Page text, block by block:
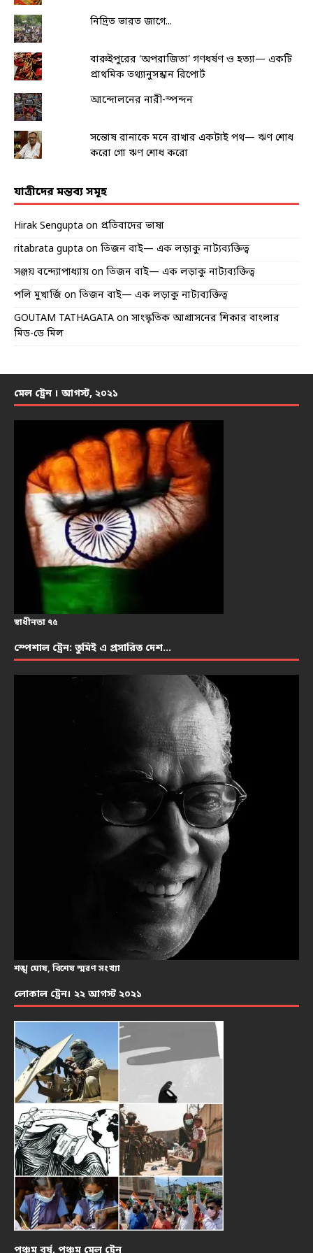
নিদ্রিত ভারত জাগে...
বারুইপুরের ‘অপরাজিতা’ গণধর্ষণ ও হত্যা— একটি
প্রাথমিক তথ্যানুসন্ধান রিপোর্ট
আন্দোলনের নারী-স্পন্দন
সন্তোষ রানাকে মনে রাখার একটাই পথ— ঋণ শোধ
করো গো ঋণ শোধ করো
যাত্রীদের মন্তব্য সমূহ
Hirak Sengupta on প্রতিবাদের ভাষা
ritabrata gupta on তিজন বাই— এক লড়াকু নাট্যব্যক্তিত্ব
সঞ্জয় বন্দ্যোপাধ্যায় on তিজন বাই— এক লড়াকু নাট্যব্যক্তিত্ব
পলি মুখার্জি on তিজন বাই— এক লড়াকু নাট্যব্যক্তিত্ব
GOUTAM TATHAGATA on সাংস্কৃতিক আগ্রাসনের শিকার বাংলার
মিড-ডে মিল
মেল ট্রেন । আগস্ট, ২০২১
স্বাধীনতা ৭৫
স্পেশাল ট্রেন: তুমিই এ প্রসারিত দেশ…
শঙ্খ ঘোষ, বিশেষ স্মরণ সংখ্যা
লোকাল ট্রেন। ২২ আগস্ট ২০২১